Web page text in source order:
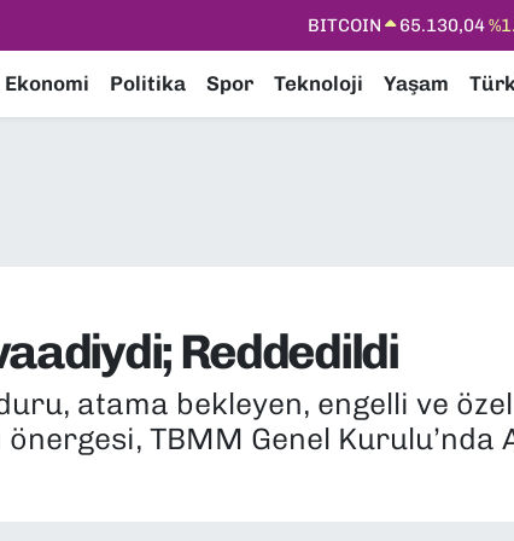
DOLAR 47,7106
STERLİN
64,4046
Ekonomi Politika Spor Teknoloji Yaşam
Reddedildi
atama bekleyen, engelli ve
TBMM Genel Kurulu’nda